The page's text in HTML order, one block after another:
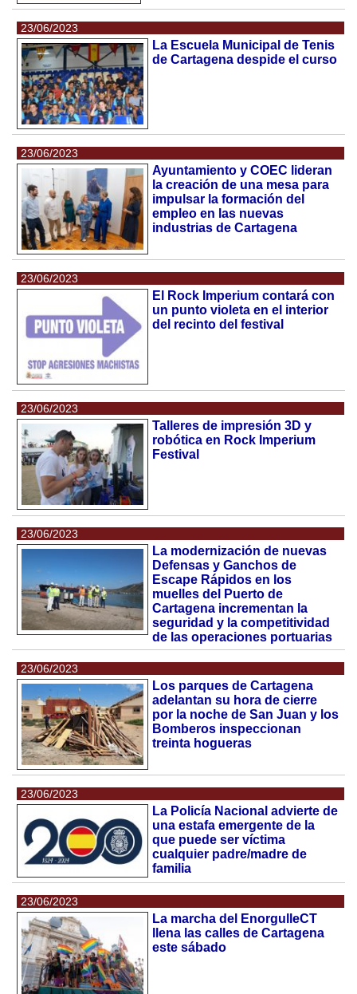
23/06/2023
La Escuela Municipal de Tenis
de Cartagena despide el curso
23/06/2023
Ayuntamiento y COEC lideran
la creación de una mesa para
impulsar la formación del
empleo en las nuevas
industrias de Cartagena
23/06/2023
El Rock Imperium contará con
un punto violeta en el interior
del recinto del festival
23/06/2023
Talleres de impresión 3D y
robótica en Rock Imperium
Festival
23/06/2023
La modernización de nuevas
Defensas y Ganchos de
Escape Rápidos en los
muelles del Puerto de
Cartagena incrementan la
seguridad y la competitividad
de las operaciones portuarias
23/06/2023
Los parques de Cartagena
adelantan su hora de cierre
por la noche de San Juan y los
Bomberos inspeccionan
treinta hogueras
23/06/2023
La Policía Nacional advierte de
una estafa emergente de la
que puede ser víctima
cualquier padre/madre de
familia
23/06/2023
La marcha del EnorgulleCT
llena las calles de Cartagena
este sábado